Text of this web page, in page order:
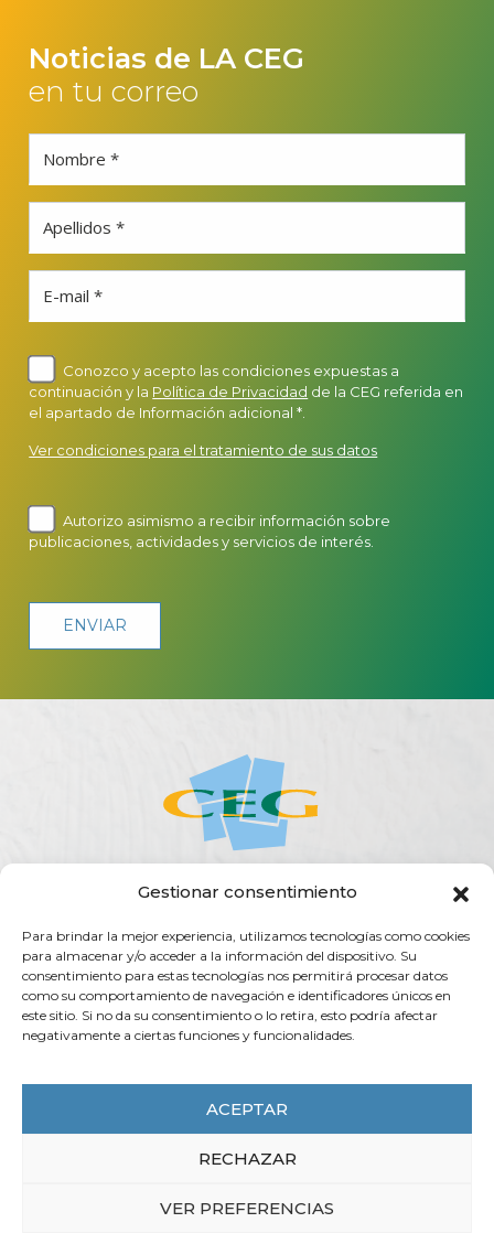
Gestionar consentimiento
Para brindar la mejor experiencia, utilizamos tecnologías como cookies
para almacenar y/o acceder a la información del dispositivo. Su
consentimiento para estas tecnologías nos permitirá procesar datos
como su comportamiento de navegación e identificadores únicos en
este sitio. Si no da su consentimiento o lo retira, esto podría afectar
negativamente a ciertas funciones y funcionalidades.
ACEPTAR
RECHAZAR
VER PREFERENCIAS
Noticias de LA CEG
en tu correo
Nombre *
Apellidos *
E-mail *
Conozco y acepto las condiciones expuestas a
continuación y la Política de Privacidad de la CEG referida en
el apartado de Información adicional *.
Ver condiciones para el tratamiento de sus datos
Autorizo asimismo a recibir información sobre
publicaciones, actividades y servicios de interés.
SERVICIOS
TRANSPARENCIA CONTACTO
Rúa do Vilar, 54 - 15705
Santiago de Compostela (España)
info@ceg.es
T. (+34) 981 555 888 F. (+34) 981 555 882